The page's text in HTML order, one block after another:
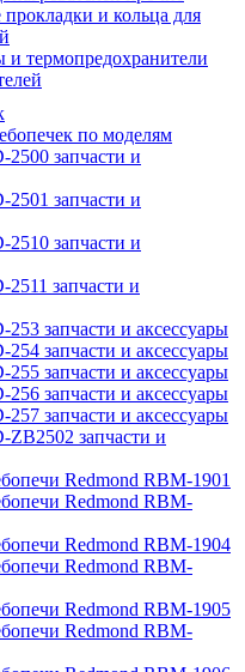
и кольца для
и термопредохранители
по моделям
2500 запчасти и
2501 запчасти и
2510 запчасти и
2511 запчасти и
253 запчасти и аксессуары
254 запчасти и аксессуары
255 запчасти и аксессуары
256 запчасти и аксессуары
257 запчасти и аксессуары
ZB2502 запчасти и
Redmond RBM-1901
Redmond RBM-
Redmond RBM-1904
Redmond RBM-
Redmond RBM-1905
Redmond RBM-